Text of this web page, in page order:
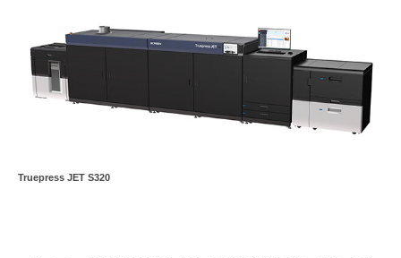
Truepress JET S320